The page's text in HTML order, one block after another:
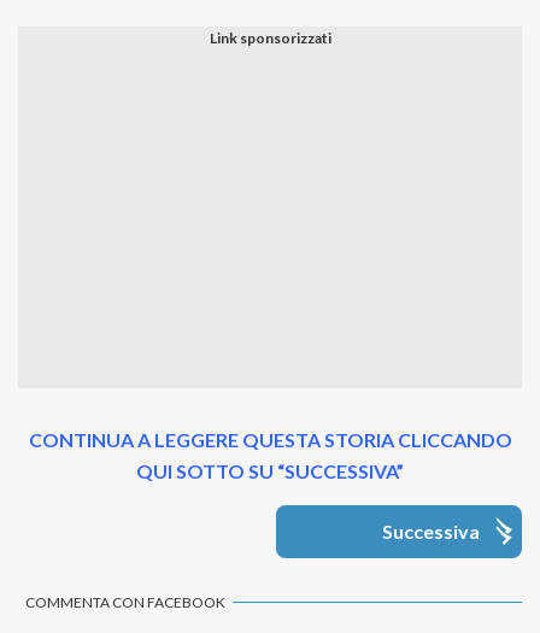
CONTINUA A LEGGERE QUESTA STORIA CLICCANDO
QUI SOTTO SU “SUCCESSIVA”
Successiva
COMMENTA CON FACEBOOK